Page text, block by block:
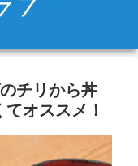
チリから丼
オススメ！